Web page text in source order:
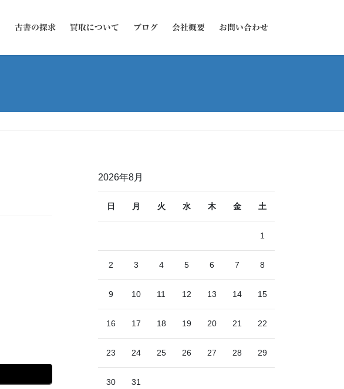
古書の探求 買取について ブログ 会社概要 お問い合わせ
2026年8月
日 月 火 水 木 金 土
1
2 3 4 5 6 7 8
9 10 11 12 13 14 15
16 17 18 19 20 21 22
23 24 25 26 27 28 29
30 31